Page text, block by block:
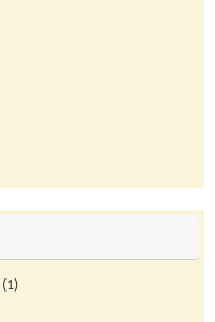
(1)